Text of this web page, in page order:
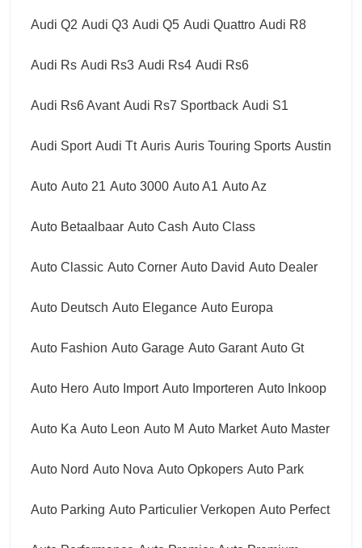
Audi Q2 Audi Q3 Audi Q5 Audi Quattro Audi R8
Audi Rs Audi Rs3 Audi Rs4 Audi Rs6
Audi Rs6 Avant Audi Rs7 Sportback Audi S1
Audi Sport Audi Tt Auris Auris Touring Sports Austin
Auto Auto 21 Auto 3000 Auto A1 Auto Az
Auto Betaalbaar Auto Cash Auto Class
Auto Classic Auto Corner Auto David Auto Dealer
Auto Deutsch Auto Elegance Auto Europa
Auto Fashion Auto Garage Auto Garant Auto Gt
Auto Hero Auto Import Auto Importeren Auto Inkoop
Auto Ka Auto Leon Auto M Auto Market Auto Master
Auto Nord Auto Nova Auto Opkopers Auto Park
Auto Parking Auto Particulier Verkopen Auto Perfect